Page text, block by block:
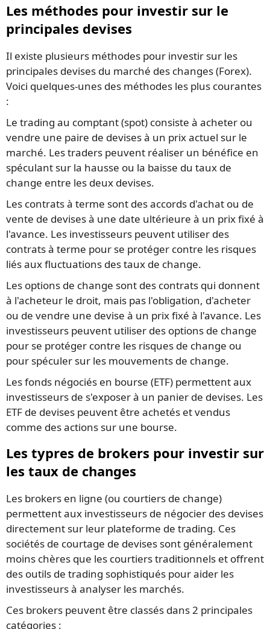
Les méthodes pour investir sur le
principales devises
Il existe plusieurs méthodes pour investir sur les
principales devises du marché des changes (Forex).
Voici quelques-unes des méthodes les plus courantes
:
Le trading au comptant (spot) consiste à acheter ou
vendre une paire de devises à un prix actuel sur le
marché. Les traders peuvent réaliser un bénéfice en
spéculant sur la hausse ou la baisse du taux de
change entre les deux devises.
Les contrats à terme sont des accords d'achat ou de
vente de devises à une date ultérieure à un prix fixé à
l'avance. Les investisseurs peuvent utiliser des
contrats à terme pour se protéger contre les risques
liés aux fluctuations des taux de change.
Les options de change sont des contrats qui donnent
à l'acheteur le droit, mais pas l'obligation, d'acheter
ou de vendre une devise à un prix fixé à l'avance. Les
investisseurs peuvent utiliser des options de change
pour se protéger contre les risques de change ou
pour spéculer sur les mouvements de change.
Les fonds négociés en bourse (ETF) permettent aux
investisseurs de s'exposer à un panier de devises. Les
ETF de devises peuvent être achetés et vendus
comme des actions sur une bourse.
Les typres de brokers pour investir sur
les taux de changes
Les brokers en ligne (ou courtiers de change)
permettent aux investisseurs de négocier des devises
directement sur leur plateforme de trading. Ces
sociétés de courtage de devises sont généralement
moins chères que les courtiers traditionnels et offrent
des outils de trading sophistiqués pour aider les
investisseurs à analyser les marchés.
Ces brokers peuvent être classés dans 2 principales
catégories :